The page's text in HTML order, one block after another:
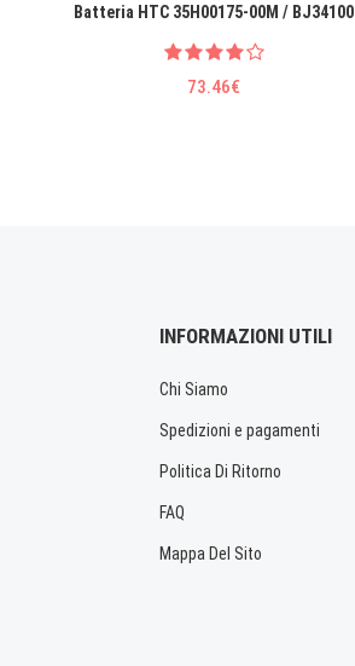
Batteria HTC 35H00175-00M / BJ34100
73.46€
INFORMAZIONI UTILI
Chi Siamo
Spedizioni e pagamenti
Politica Di Ritorno
FAQ
Mappa Del Sito